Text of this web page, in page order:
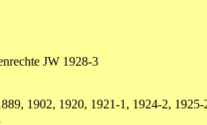
JW 1928-3
1902, 1920, 1921-1, 1924-2,